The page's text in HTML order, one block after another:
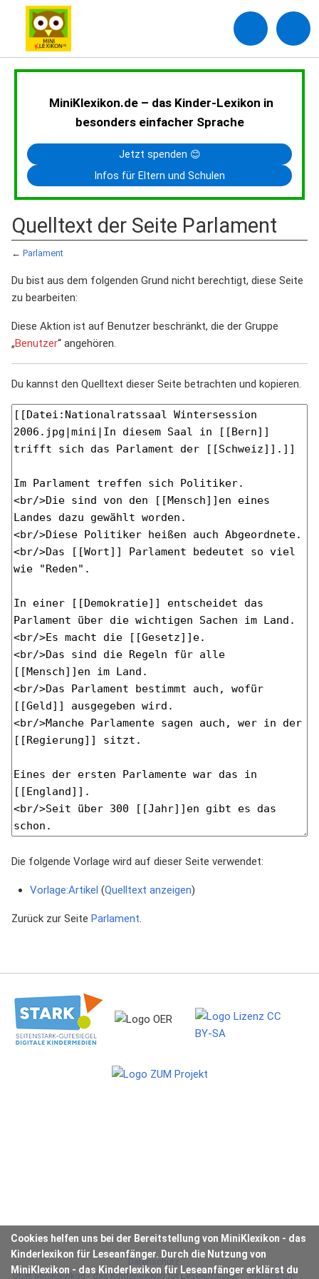
MiniKlexikon.de – das Kinder-Lexikon in
besonders einfacher Sprache
Jetzt spenden 😊
Infos für Eltern und Schulen
Quelltext der Seite Parlament
← Parlament
Du bist aus dem folgenden Grund nicht berechtigt, diese Seite
zu bearbeiten:
Diese Aktion ist auf Benutzer beschränkt, die der Gruppe
„Benutzer“ angehören.
Du kannst den Quelltext dieser Seite betrachten und kopieren.
Die folgende Vorlage wird auf dieser Seite verwendet:
Vorlage:Artikel (Quelltext anzeigen)
Zurück zur Seite Parlament
Cookies helfen uns bei der Bereitstellung von MiniKlexikon - das
Kinderlexikon für Leseanfänger. Durch die Nutzung von
MiniKlexikon - das Kinderlexikon für Leseanfänger erklärst du
Datenschutz
Über MiniKlexikon - das Kinderlexikon für Leseanfänger
Impressum